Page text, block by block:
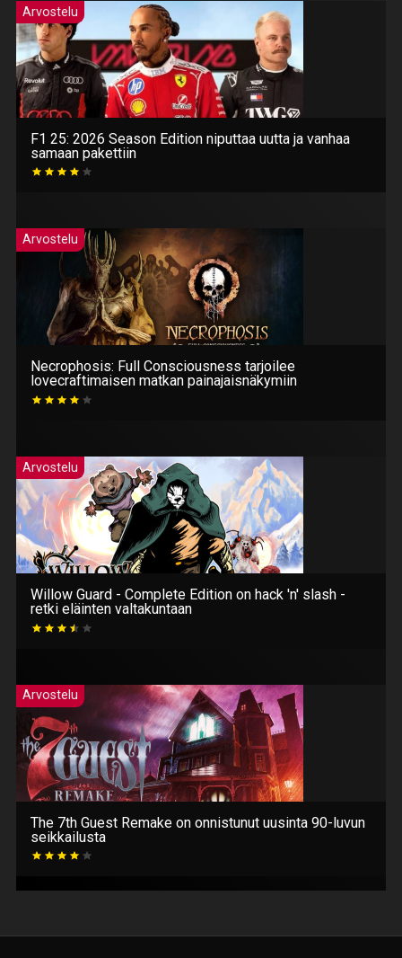
Arvostelu
F1 25: 2026 Season Edition niputtaa uutta ja vanhaa
samaan pakettiin
Arvostelu
Necrophosis: Full Consciousness tarjoilee
lovecraftimaisen matkan painajaisnäkymiin
Arvostelu
Willow Guard - Complete Edition on hack 'n' slash -
retki eläinten valtakuntaan
Arvostelu
The 7th Guest Remake on onnistunut uusinta 90-luvun
seikkailusta